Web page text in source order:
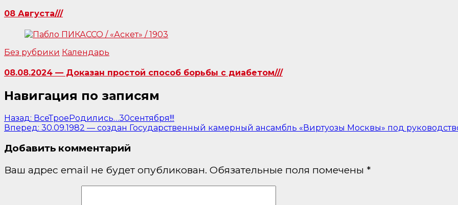
08 Августа///
Без рубрики Календарь
08.08.2024 — Доказан простой способ борьбы с диабетом///
Навигация по записям
Назад: ВсеТроеРодились…30сентября!!!
Вперед: 30.09.1982 — создан Государственный камерный ансамбль «Виртуозы Москвы» под
Добавить комментарий
Ваш адрес email не будет опубликован. Обязательные поля помечены *